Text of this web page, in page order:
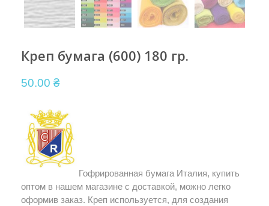
Креп бумага (600) 180 гр.
50.00 ₴
Гофрированная бумага Италия, купить
оптом в нашем магазине с доставкой, можно легко
оформив заказ. Креп используется, для создания